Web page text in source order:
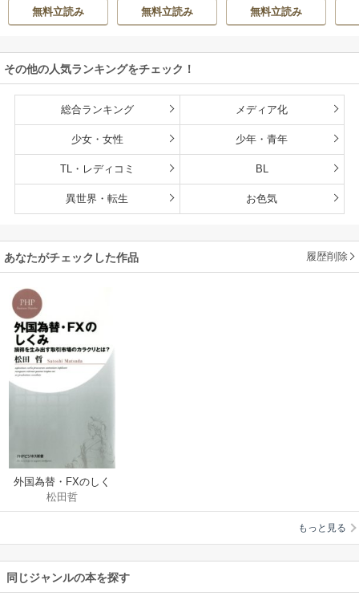
無料立読み
無料立読み
無料立読み
その他の人気ランキングをチェック！
総合ランキング メディア化
少女・女性 少年・青年
TL・レディコミ BL
異世界・転生 お色気
あなたがチェックした作品 履歴削除
外国為替・FXのしく
み
松田哲
もっと見る
同じジャンルの本を探す